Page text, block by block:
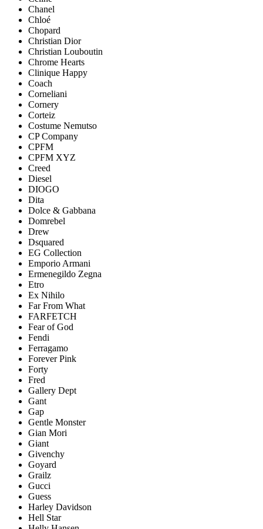
Chanel
Chloé
Chopard
Christian Dior
Christian Louboutin
Chrome Hearts
Clinique Happy
Coach
Corneliani
Cornery
Corteiz
Costume Nemutso
CP Company
CPFM
CPFM XYZ
Creed
Diesel
DIOGO
Dita
Dolce & Gabbana
Domrebel
Drew
Dsquared
EG Collection
Emporio Armani
Ermenegildo Zegna
Etro
Ex Nihilo
Far From What
FARFETCH
Fear of God
Fendi
Ferragamo
Forever Pink
Forty
Fred
Gallery Dept
Gant
Gap
Gentle Monster
Gian Mori
Giant
Givenchy
Goyard
Grailz
Gucci
Guess
Harley Davidson
Hell Star